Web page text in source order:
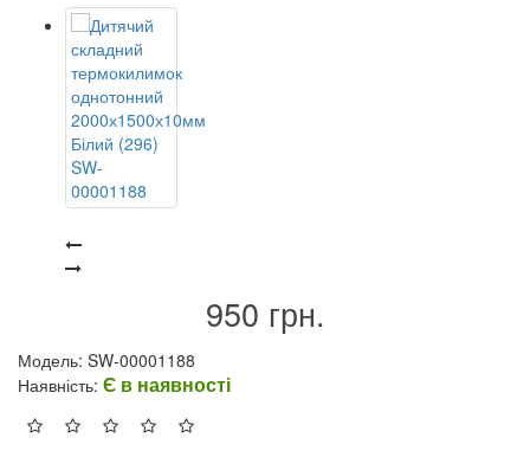
950 грн.
Модель: SW-00001188
Наявність: Є в наявності